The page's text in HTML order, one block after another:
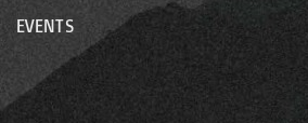
EVENTS